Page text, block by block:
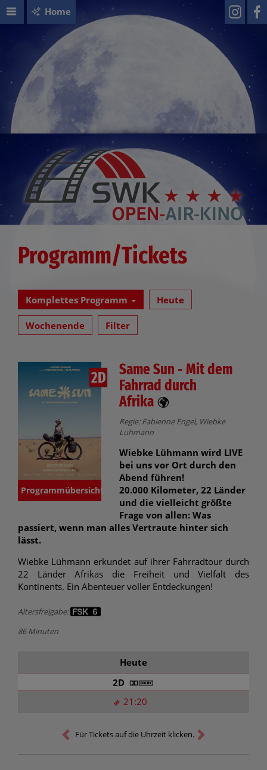
Home
Programm/Tickets
Komplettes Programm Heute
Wochenende Filter
2D
Programmübersicht
Same Sun - Mit dem
Fahrrad durch
Afrika
Regie: Fabienne Engel, Wiebke
Lühmann
Wiebke Lühmann wird LIVE
bei uns vor Ort durch den
Abend führen!
20.000 Kilometer, 22 Länder
und die vielleicht größte
Frage von allen: Was
passiert, wenn man alles Vertraute hinter sich
lässt.
Wiebke Lühmann erkundet auf ihrer Fahrradtour durch
22 Länder Afrikas die Freiheit und Vielfalt des
Kontinents. Ein Abenteuer voller Entdeckungen!
Altersfreigabe:
86 Minuten
Heute
21:20
2D
Für Tickets auf die Uhrzeit klicken.